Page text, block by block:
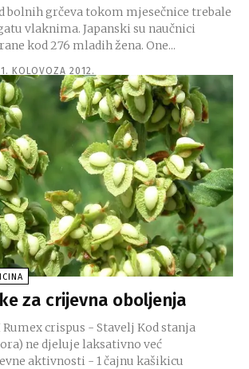
bolnih grčeva tokom mjesečnice trebale
Japanski su naučnici
kod 276 mladih žena. One...
KOLOVOZA 2012.
za crijevna oboljenja
crispus - Stavelj Kod stanja
ne djeluje laksativno već
aktivnosti - 1 čajnu kašikicu